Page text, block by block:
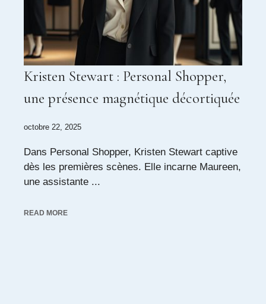
Kristen Stewart : Personal Shopper,
une présence magnétique décortiquée
octobre 22, 2025
Dans Personal Shopper, Kristen Stewart captive
dès les premières scènes. Elle incarne Maureen,
une assistante ...
READ MORE